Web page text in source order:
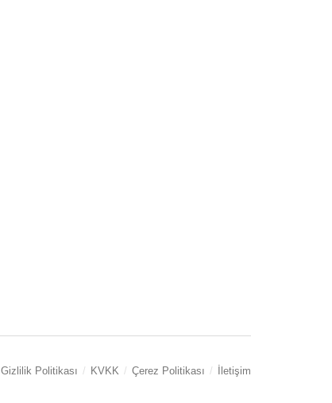
Gizlilik Politikası KVKK Çerez Politikası İletişim